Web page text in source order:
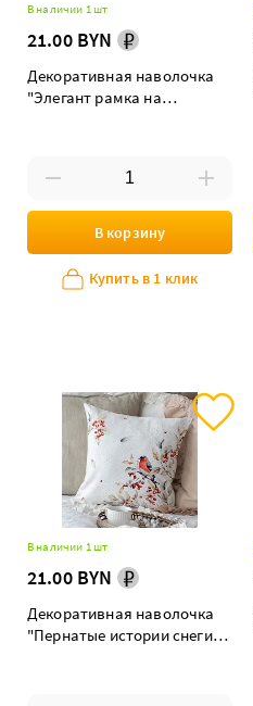
В наличии 1 шт
21.00 BYN
Декоративная наволочка
"Элегант рамка на
В корзину
Купить в 1 клик
В наличии 1 шт
21.00 BYN
Декоративная наволочка
"Пернатые истории снегирь